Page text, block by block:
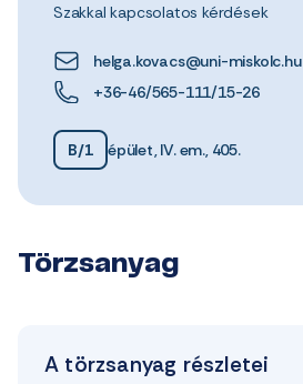
Szakkal kapcsolatos kérdések
helga.kovacs@uni-miskolc.hu
+36-46/565-111/15-26
B/1 épület, IV. em., 405.
Törzsanyag
A törzsanyag részletei